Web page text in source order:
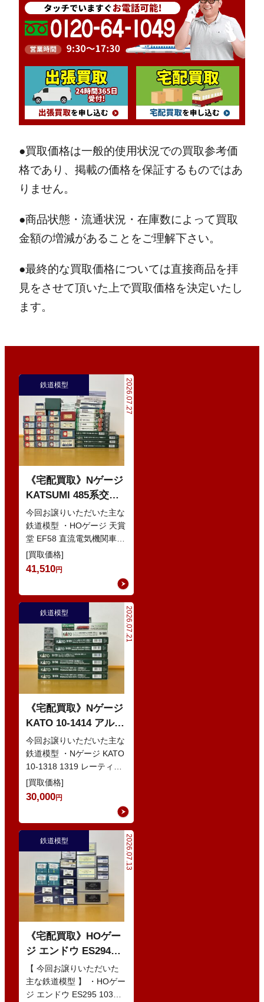
●買取価格は一般的使用状況での買取参考価
格であり、掲載の価格を保証するものではあ
りません。
●商品状態・流通状況・在庫数によって買取
金額の増減があることをご理解下さい。
●最終的な買取価格については直接商品を拝
見をさせて頂いた上で買取価格を決定いたし
ます。
2026.07.27
鉄道模型
《宅配買取》Nゲージ
KATSUMI 485系交直
流特急型電車 などの
鉄道模型
今回お譲りいただいた主な
鉄道模型 ・HOゲージ 天賞
堂 EF58 直流電気機関車
・Nゲージ KATO 10-386
285系0番…
[買取価格]
41,510円
2026.07.21
鉄道模型
《宅配買取》Nゲージ
KATO 10-1414 アルプ
スの赤い客車 EWI な
どの鉄道模型
今回お譲りいただいた主な
鉄道模型 ・Nゲージ KATO
10-1318 1319 レーティッ
シュ鉄道 ベルニナ急行 ・
Nゲージ K…
[買取価格]
30,000円
2026.07.13
鉄道模型
《宅配買取》HOゲー
ジ エンドウ ES294
103系1200番代 東西線
色 基本5輌 Nセット
などの鉄道模型
【 今回お譲りいただいた
主な鉄道模型 】 ・HOゲー
ジ エンドウ ES295 103系